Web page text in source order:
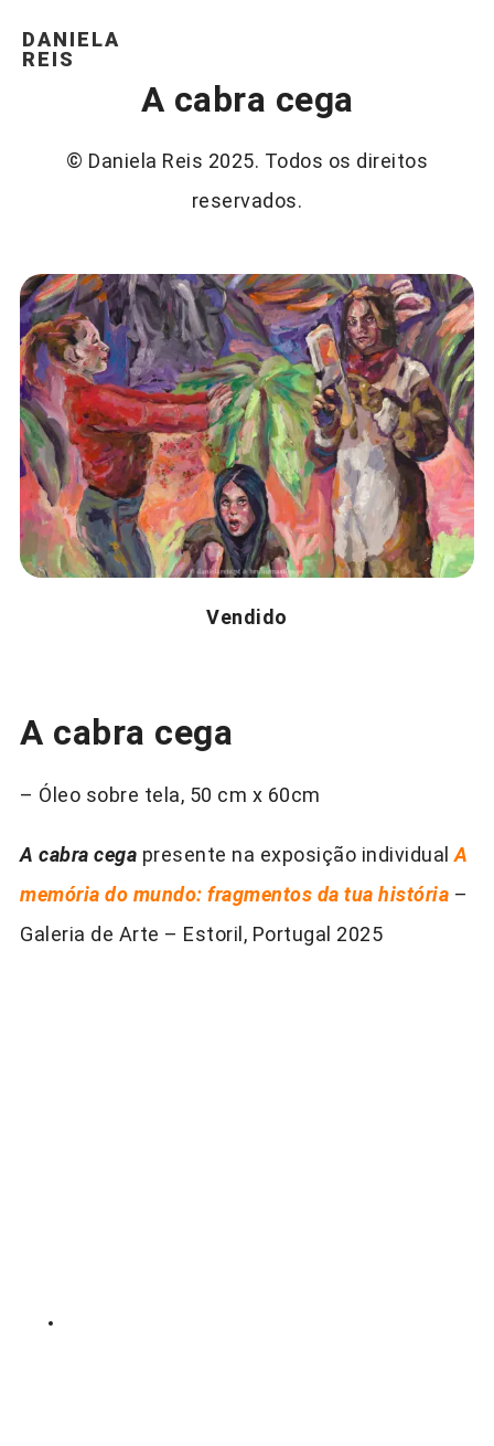
DANIELA
REIS
A cabra cega
© Daniela Reis 2025. Todos os direitos
reservados.
Vendido
A cabra cega
– Óleo sobre tela, 50 cm x 60cm
A cabra cega presente na exposição individualA
memória do mundo: fragmentos da tua história –
Galeria de Arte – Estoril, Portugal 2025